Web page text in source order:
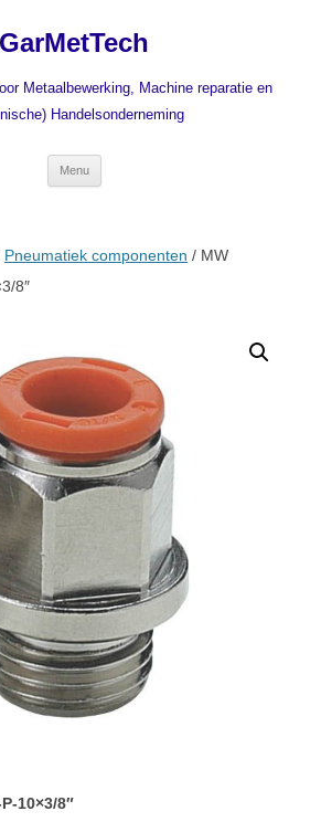
GarMetTech
Metaalbewerking, Machine reparatie en
Handelsonderneming
Menu
Pneumatiek componenten / MW
8″
10×3/8″